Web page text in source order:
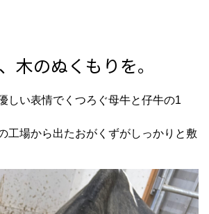
木のぬくもりを。
しい表情でくつろぐ母牛と仔牛の1
工場から出たおがくずがしっかりと敷